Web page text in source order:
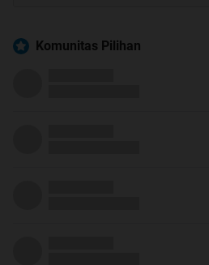
Komunitas Pilihan